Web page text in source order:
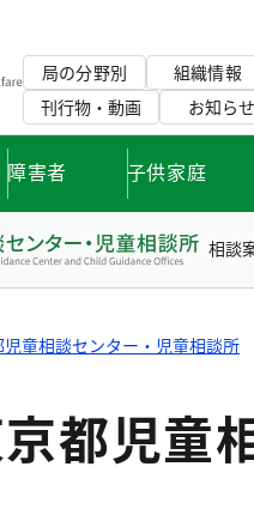
局の分野別 組織情報
刊行物・動画
お知らせ
障害者 子供家庭
相談
児童相談センター・児童相談所
都児童